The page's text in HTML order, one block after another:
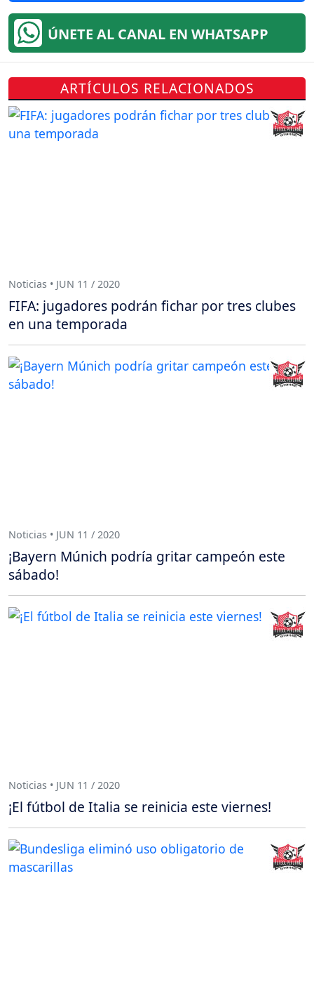
ÚNETE AL CANAL EN WHATSAPP
ARTÍCULOS RELACIONADOS
Noticias • JUN 11 / 2020
FIFA: jugadores podrán fichar por tres clubes
en una temporada
Noticias • JUN 11 / 2020
¡Bayern Múnich podría gritar campeón este
sábado!
Noticias • JUN 11 / 2020
¡El fútbol de Italia se reinicia este viernes!